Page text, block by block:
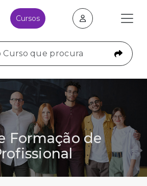
Cursos
Formação de